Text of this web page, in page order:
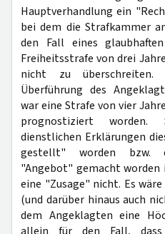
Hauptverhandlung ein
bei dem die Strafkammer
den Fall eines
Freiheitsstrafe von drei
nicht zu
Überführung des
war eine Strafe von vier
prognostiziert
dienstlichen Erklärungen
gestellt" worden bzw.
"Angebot" gemacht worden
eine "Zusage" nicht. Es
(und darüber hinaus auch
dem Angeklagten eine